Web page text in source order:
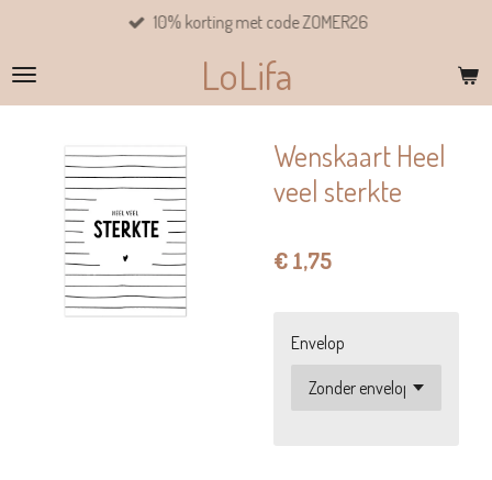
naar
de
LoLifa
10% korting met code ZOMER26
Wenskaart Heel
veel sterkte
€ 1,75
Envelop